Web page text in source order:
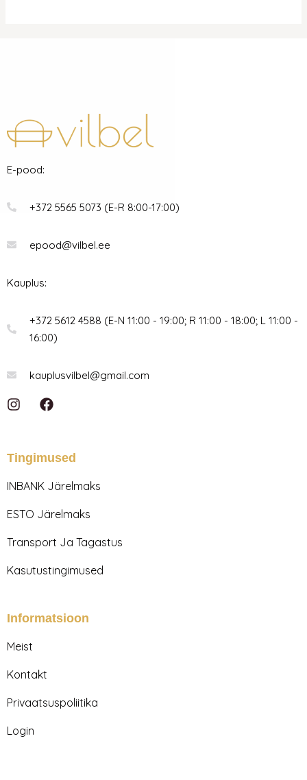
E-pood:
+372 5565 5073 (E-R 8:00-17:00)
epood@vilbel.ee
Kauplus:
+372 5612 4588 (E-N 11:00 - 19:00; R 11:00 - 18:00; L 11:00 -
16:00)
kauplusvilbel@gmail.com
I
a
r
m
F
a
b
o
Tingimused
INBANK Järelmaks
ESTO Järelmaks
Transport Ja Tagastus
Kasutustingimused
Informatsioon
Meist
Kontakt
Privaatsuspoliitika
Login